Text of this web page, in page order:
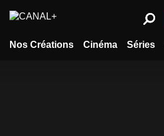
Nos Créations Cinéma Séries